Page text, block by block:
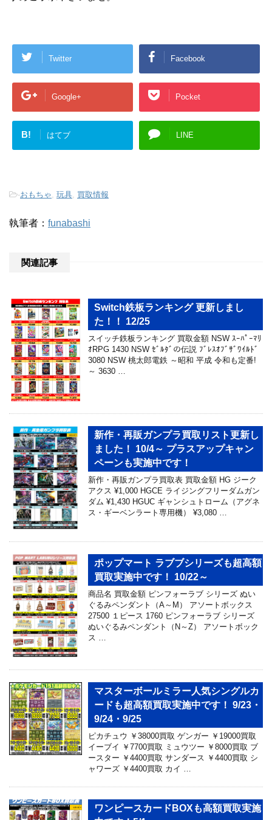
Twitter Facebook
Google+ Pocket
B! はてブ LINE
-おもちゃ 玩具 買取情報
執筆者： funabashi
関連記事
Switch鉄板ランキング 更新しまし
た！！ 12/25
スイッチ鉄板ランキング 買取金額 NSW ｽｰﾊﾟｰﾏﾘ
ｵRPG 1430 NSW ｾﾞﾙﾀﾞの伝説 ﾌﾞﾚｽｵﾌﾞｻﾞﾜｲﾙﾄﾞ
3080 NSW 桃太郎電鉄 ～昭和 平成 令和も定番!
～ 3630 …
新作・再販ガンプラ買取リスト更新し
ました！ 10/4～ プラスアップキャン
ペーンも実施中です！
新作・再販ガンプラ買取表 買取金額 HG ジーク
アクス ¥1,000 HGCE ライジングフリーダムガン
ダム ¥1,430 HGUC ギャンシュトローム（アグネ
ス・ギーベンラート専用機） ¥3,080 …
ポップマート ラブブシリーズも超高額
買取実施中です！ 10/22～
商品名 買取金額 ピンフォーラブ シリーズ ぬい
ぐるみペンダント（A～M） アソートボックス
27500 １ピース 1760 ピンフォーラブ シリーズ
ぬいぐるみペンダント（N～Z） アソートボック
ス …
マスターボールミラー人気シングルカ
ードも超高額買取実施中です！ 9/23・
9/24・9/25
ピカチュウ ￥38000買取 ゲンガー ￥19000買取
イーブイ ￥7700買取 ミュウツー ￥8000買取 ブ
ースター ￥4400買取 サンダース ￥4400買取 シ
ャワーズ ￥4400買取 カイ …
ワンピースカードBOXも高額買取実施